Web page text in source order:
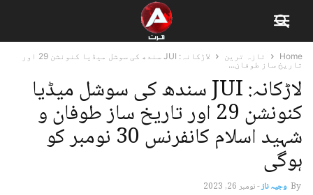
Home تازہ ترین
لاڑکانہ: JUI سندھ کی سوشل میڈیا کنونشن 29 اور
تاریخ ساز طوفان...
لاڑکانہ: JUI سندھ کی سوشل میڈیا
کنونشن 29 اور تاریخ ساز طوفان و
شہید اسلام کانفرنس 30 نومبر کو
ہوگی
By وجیہ ناز-نومبر 26, 2023